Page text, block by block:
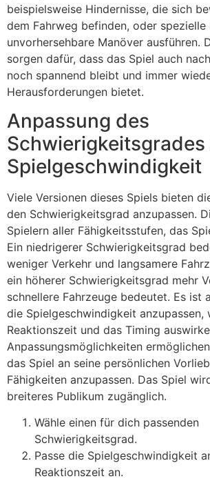
beispielsweise Hindernisse, die sich
dem Fahrweg befinden, oder spezielle
unvorhersehbare Manöver ausführen.
sorgen dafür, dass das Spiel auch
noch spannend bleibt und immer
Herausforderungen bietet.
Anpassung des
Spielgeschwindigkeit
Viele Versionen dieses Spiels bieten
den Schwierigkeitsgrad anzupassen.
Spielern aller Fähigkeitsstufen, das
Ein niedrigerer Schwierigkeitsgrad
weniger Verkehr und langsamere
ein höherer Schwierigkeitsgrad mehr
schnellere Fahrzeuge bedeutet. Es ist
die Spielgeschwindigkeit anzupassen,
Reaktionszeit und das Timing
Anpassungsmöglichkeiten
das Spiel an seine persönlichen
Fähigkeiten anzupassen. Das Spiel
breiteres Publikum zugänglich.
Wähle einen für dich passenden
Schwierigkeitsgrad.
Passe die Spielgeschwindigkeit
Reaktionszeit an.